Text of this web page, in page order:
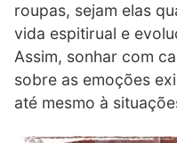
roupas, sejam elas
vida espitirual e
Assim, sonhar com
sobre as emoções
até mesmo à